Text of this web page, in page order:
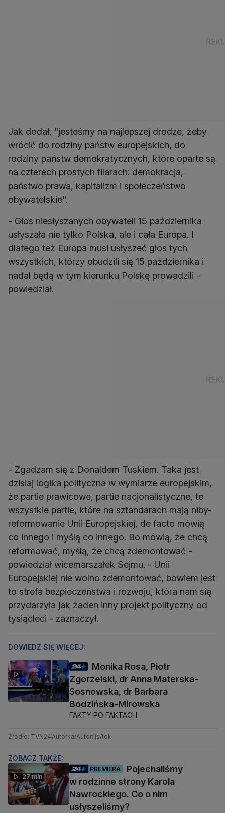
Jak dodał, "jesteśmy na najlepszej drodze, żeby
wrócić do rodziny państw europejskich, do
rodziny państw demokratycznych, które oparte są
na czterech prostych filarach: demokracja,
państwo prawa, kapitalizm i społeczeństwo
obywatelskie".
- Głos niesłyszanych obywateli 15 października
usłyszała nie tylko Polska, ale i cała Europa. I
dlatego też Europa musi usłyszeć głos tych
wszystkich, którzy obudzili się 15 października i
nadal będą w tym kierunku Polskę prowadzili -
powiedział.
- Zgadzam się z Donaldem Tuskiem. Taka jest
dzisiaj logika polityczna w wymiarze europejskim,
że partie prawicowe, partie nacjonalistyczne, te
wszystkie partie, które na sztandarach mają niby-
reformowanie Unii Europejskiej, de facto mówią
co innego i myślą co innego. Bo mówią, że chcą
reformować, myślą, że chcą zdemontować -
powiedział wicemarszałek Sejmu. - Unii
Europejskiej nie wolno zdemontować, bowiem jest
to strefa bezpieczeństwa i rozwoju, która nam się
przydarzyła jak żaden inny projekt polityczny od
tysiącleci - zaznaczył.
DOWIEDZ SIĘ WIĘCEJ:
Monika Rosa, Piotr
Zgorzelski, dr Anna Materska-
Sosnowska, dr Barbara
Bodzińska-Mirowska
FAKTY PO FAKTACH
Źródło: TVN24Autorka/Autor: js/tok
ZOBACZ TAKŻE:
27 min
PREMIERA
Pojechaliśmy
w rodzinne strony Karola
Nawrockiego. Co o nim
usłyszeliśmy?